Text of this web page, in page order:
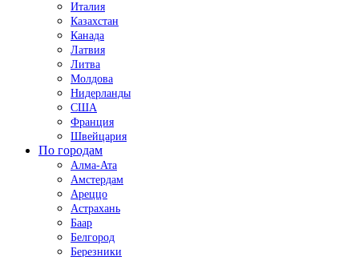
Италия
Казахстан
Канада
Латвия
Литва
Молдова
Нидерланды
США
Франция
Швейцария
По городам
Алма-Ата
Амстердам
Ареццо
Астрахань
Баар
Белгород
Березники